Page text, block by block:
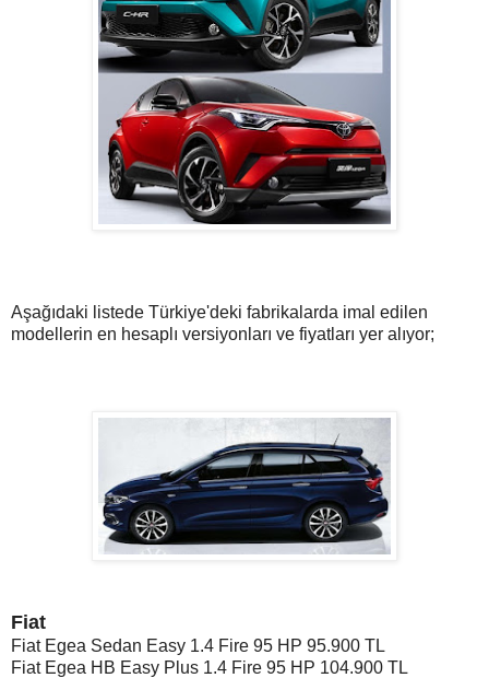
Aşağıdaki listede Türkiye'deki fabrikalarda imal edilen
modellerin en hesaplı versiyonları ve fiyatları yer alıyor;
Fiat
Fiat Egea Sedan Easy 1.4 Fire 95 HP 95.900 TL
Fiat Egea HB Easy Plus 1.4 Fire 95 HP 104.900 TL